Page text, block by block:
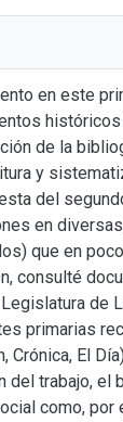
en este
de la
y
del
en
que en
consulté
de
primarias
Crónica, El
trabajo,
como,